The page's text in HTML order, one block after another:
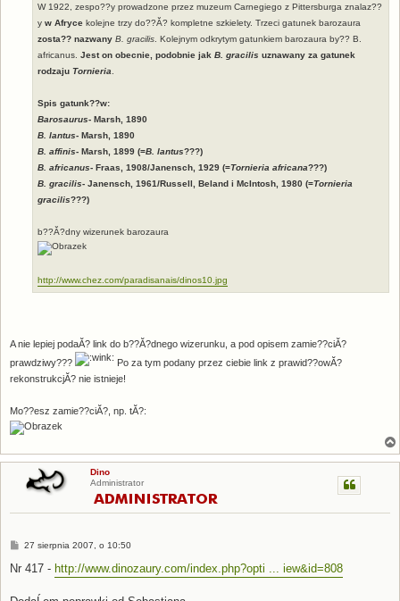
W 1922, zespo??y prowadzone przez muzeum Carnegiego z Pittersburga znalaz??
y w Afryce kolejne trzy do??Ă? kompletne szkielety. Trzeci gatunek barozaura
zosta?? nazwany B. gracilis . Kolejnym odkrytym gatunkiem barozaura by?? B.
africanus. Jest on obecnie, podobnie jak B. gracilis uznawany za gatunek
rodzaju Tornieria
Spis gatunk??w:
Barosaurus- Marsh, 1890
B. lantus- Marsh, 1890
B. affinis- Marsh, 1899 (=B. lantus???)
B. africanus- Fraas, 1908/Janensch, 1929 (=Tornieria africana???)
B. gracilis- Janensch, 1961/Russell, Beland i McIntosh, 1980 (=Tornieria
gracilis???)
b??Ă?dny wizerunek barozaura
http://www.chez.com/paradisanais/dinos10.jpg
A nie lepiej podaĂ? link do b??Ă?dnego wizerunku, a pod opisem zamie??ciĂ?
prawdziwy???
Po za tym podany przez ciebie link z prawid??owĂ?
rekonstrukcjĂ? nie istnieje!
Mo??esz zamie??ciĂ?, np. tĂ?:
Dino
Administrator
P
s
27 sierpnia 2007, o 10:50
Nr 417 - http://www.dinozaury.com/index.php?opti ... iew&id=808